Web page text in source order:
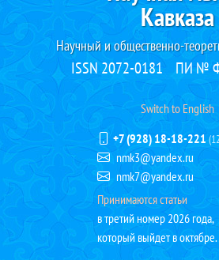
Кавказа
Научный и общественно-
ISSN 2072-0181 ПИ №
Switch to English
+7 (928) 18-18-221
nmk3@yandex.ru
nmk7@yandex.ru
Принимаются статьи
в третий номер 2026 года,
который выйдет в октябре.